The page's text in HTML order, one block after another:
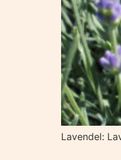
Lavendel: